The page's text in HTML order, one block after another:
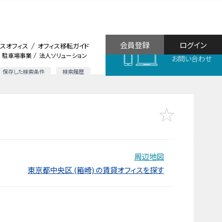
駐車場事業 法人ソリューション
保存した検索条件 検索履歴
オフィス オフィス移転ガイド
お問い合わせ
ログイン
会員登録
周辺地図
東京都中央区 (箱崎) の賃貸オフィスを探す